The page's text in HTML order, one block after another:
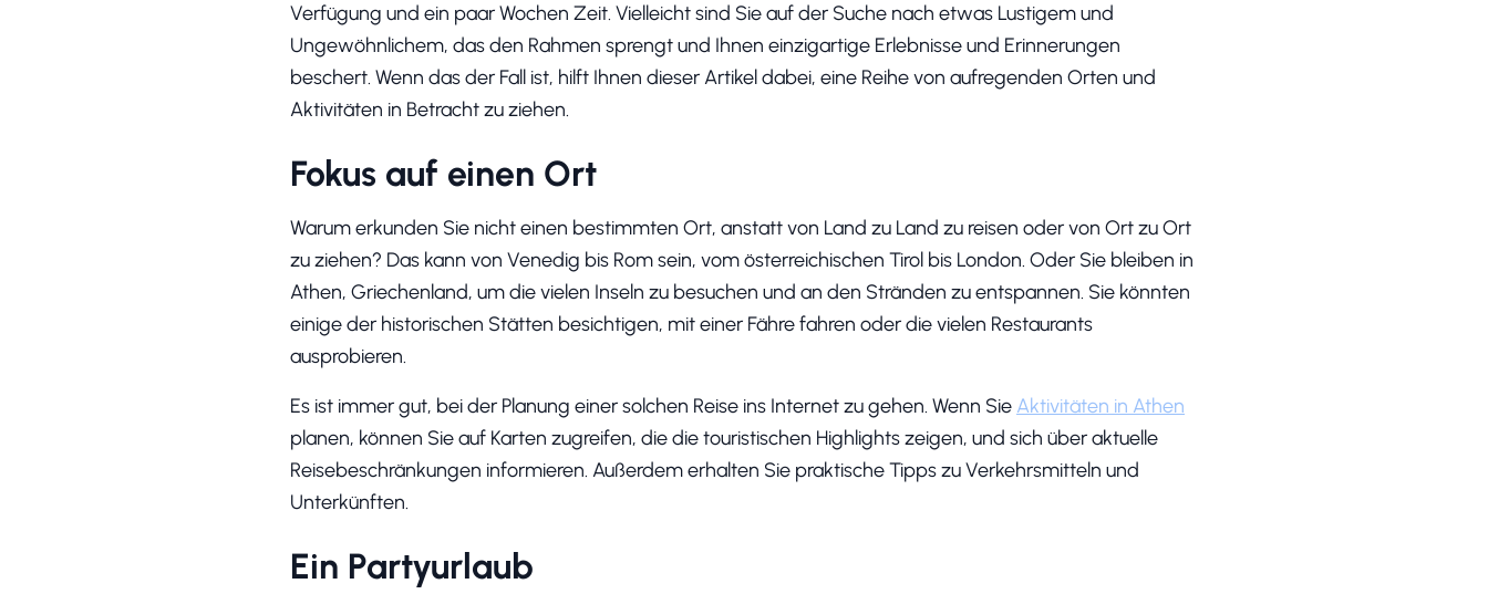
Verfügung und ein paar Wochen Zeit. Vielleicht sind Sie auf der Suche nach etwas Lustigem und
Ungewöhnlichem, das den Rahmen sprengt und Ihnen einzigartige Erlebnisse und Erinnerungen
beschert. Wenn das der Fall ist, hilft Ihnen dieser Artikel dabei, eine Reihe von aufregenden Orten und
Aktivitäten in Betracht zu ziehen.
Fokus auf einen Ort
Warum erkunden Sie nicht einen bestimmten Ort, anstatt von Land zu Land zu reisen oder von Ort zu Ort
zu ziehen? Das kann von Venedig bis Rom sein, vom österreichischen Tirol bis London. Oder Sie bleiben in
Athen, Griechenland, um die vielen Inseln zu besuchen und an den Stränden zu entspannen. Sie könnten
einige der historischen Stätten besichtigen, mit einer Fähre fahren oder die vielen Restaurants
ausprobieren.
Es ist immer gut, bei der Planung einer solchen Reise ins Internet zu gehen. Wenn Sie Aktivitäten in Athen
planen, können Sie auf Karten zugreifen, die die touristischen Highlights zeigen, und sich über aktuelle
Reisebeschränkungen informieren. Außerdem erhalten Sie praktische Tipps zu Verkehrsmitteln und
Unterkünften.
Ein Partyurlaub